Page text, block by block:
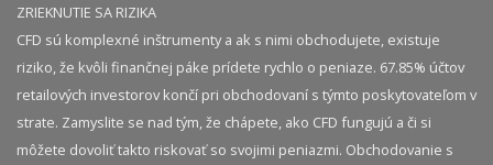
ZRIEKNUTIE SA RIZIKA
CFD sú komplexné inštrumenty a ak s nimi obchodujete, existuje
riziko, že kvôli finančnej páke prídete rychlo o peniaze. 67.85% účtov
retailových investorov končí pri obchodovaní s týmto poskytovateľom v
strate. Zamyslite se nad tým, že chápete, ako CFD fungujú a či si
môžete dovoliť takto riskovať so svojimi peniazmi. Obchodovanie s